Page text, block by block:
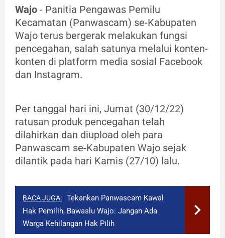
Wajo - Panitia Pengawas Pemilu
Kecamatan (Panwascam) se-Kabupaten
Wajo terus bergerak melakukan fungsi
pencegahan, salah satunya melalui konten-
konten di platform media sosial Facebook
dan Instagram.
Per tanggal hari ini, Jumat (30/12/22)
ratusan produk pencegahan telah
dilahirkan dan diupload oleh para
Panwascam se-Kabupaten Wajo sejak
dilantik pada hari Kamis (27/10) lalu.
BACA JUGA:
Tekankan Panwascam Kawal
Hak Pemilih, Bawaslu Wajo: Jangan Ada
Warga Kehilangan Hak Pilih